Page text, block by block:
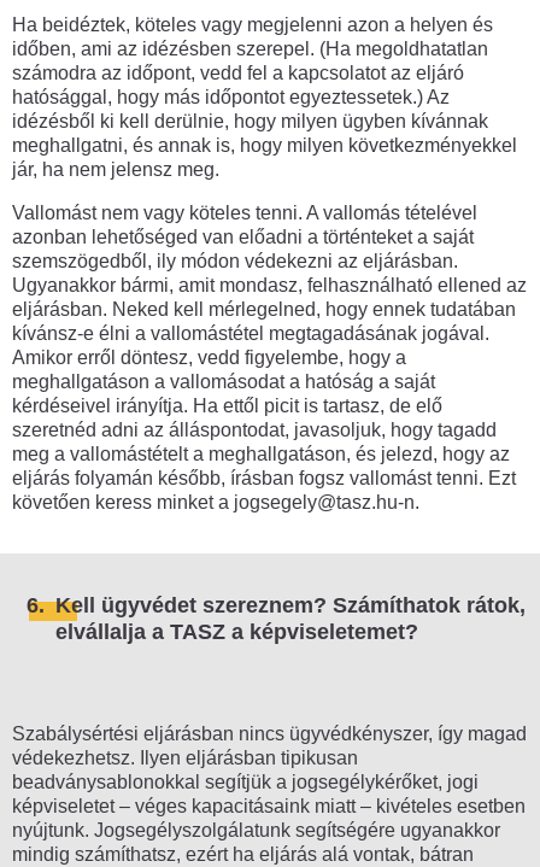
Ha beidéztek, köteles vagy megjelenni azon a helyen és
időben, ami az idézésben szerepel. (Ha megoldhatatlan
számodra az időpont, vedd fel a kapcsolatot az eljáró
hatósággal, hogy más időpontot egyeztessetek.) Az
idézésből ki kell derülnie, hogy milyen ügyben kívánnak
meghallgatni, és annak is, hogy milyen következményekkel
jár, ha nem jelensz meg.
Vallomást nem vagy köteles tenni. A vallomás tételével
azonban lehetőséged van előadni a történteket a saját
szemszögedből, ily módon védekezni az eljárásban.
Ugyanakkor bármi, amit mondasz, felhasználható ellened az
eljárásban. Neked kell mérlegelned, hogy ennek tudatában
kívánsz-e élni a vallomástétel megtagadásának jogával.
Amikor erről döntesz, vedd figyelembe, hogy a
meghallgatáson a vallomásodat a hatóság a saját
kérdéseivel irányítja. Ha ettől picit is tartasz, de elő
szeretnéd adni az álláspontodat, javasoljuk, hogy tagadd
meg a vallomástételt a meghallgatáson, és jelezd, hogy az
eljárás folyamán később, írásban fogsz vallomást tenni. Ezt
követően keress minket a jogsegely@tasz.hu-n.
6. Kell ügyvédet szereznem? Számíthatok rátok,
elvállalja a TASZ a képviseletemet?
Szabálysértési eljárásban nincs ügyvédkényszer, így magad
védekezhetsz. Ilyen eljárásban tipikusan
beadványsablonokkal segítjük a jogsegélykérőket, jogi
képviseletet – véges kapacitásaink miatt – kivételes esetben
nyújtunk. Jogsegélyszolgálatunk segítségére ugyanakkor
mindig számíthatsz, ezért ha eljárás alá vontak, bátran